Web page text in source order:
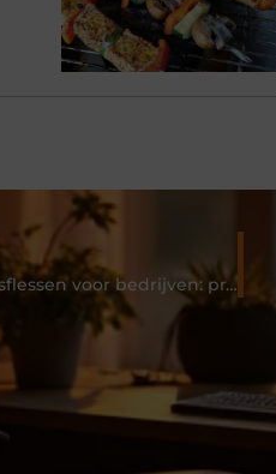
Bedrukte thermosflessen voor bedrijven: praktische en duurzame geschenken